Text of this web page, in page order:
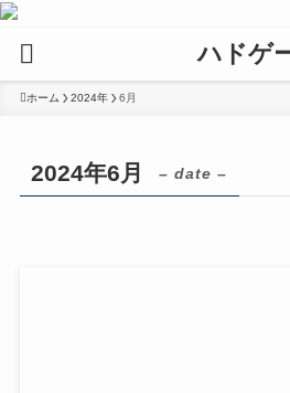
ハドゲ
ホーム 2024年 6月
2024年6月 – date –